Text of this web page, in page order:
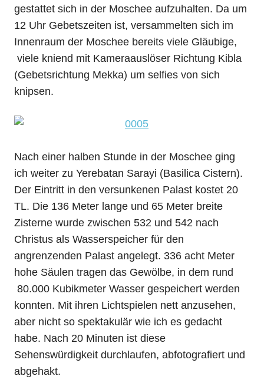
gestattet sich in der Moschee aufzuhalten. Da um
12 Uhr Gebetszeiten ist, versammelten sich im
Innenraum der Moschee bereits viele Gläubige,
viele kniend mit Kameraauslöser Richtung Kibla
(Gebetsrichtung Mekka) um selfies von sich
knipsen.
Nach einer halben Stunde in der Moschee ging
ich weiter zu Yerebatan Sarayi (Basilica Cistern).
Der Eintritt in den versunkenen Palast kostet 20
TL. Die 136 Meter lange und 65 Meter breite
Zisterne wurde zwischen 532 und 542 nach
Christus als Wasserspeicher für den
angrenzenden Palast angelegt. 336 acht Meter
hohe Säulen tragen das Gewölbe, in dem rund
80.000 Kubikmeter Wasser gespeichert werden
konnten. Mit ihren Lichtspielen nett anzusehen,
aber nicht so spektakulär wie ich es gedacht
habe. Nach 20 Minuten ist diese
Sehenswürdigkeit durchlaufen, abfotografiert und
abgehakt.